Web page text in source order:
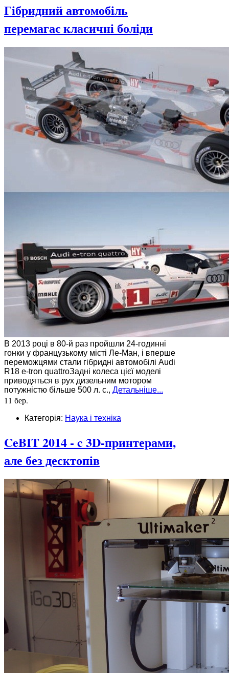
Гібридний автомобіль
перемагає класичні боліди
В 2013 році в 80-й раз пройшли 24-годинні
гонки у французькому місті Ле-Ман, і вперше
переможцями стали гібридні автомобілі Audi
R18 e-tron quattroЗадні колеса цієї моделі
приводяться в рух дизельним мотором
потужністю більше 500 л. с., Детальніше...
11 бер.
Категорія: Наука і техніка
CeBIT 2014 - c 3D-принтерами,
але без десктопів